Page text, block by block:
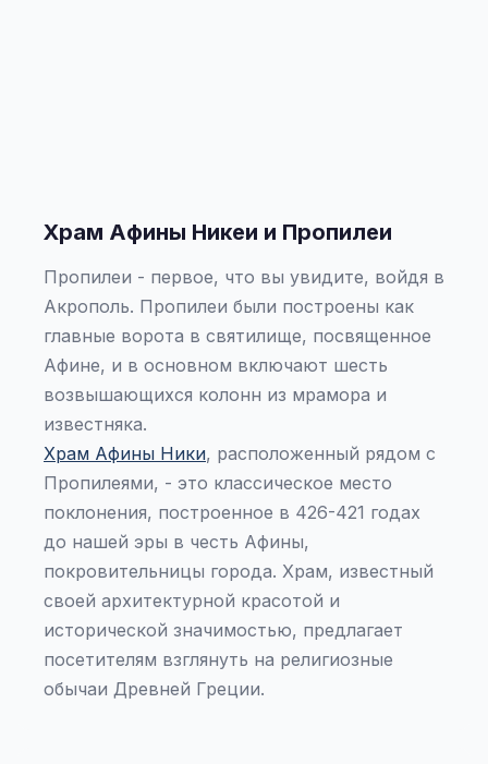
Храм Афины Никеи и Пропилеи
Пропилеи - первое, что вы увидите, войдя в
Акрополь. Пропилеи были построены как
главные ворота в святилище, посвященное
Афине, и в основном включают шесть
возвышающихся колонн из мрамора и
известняка.
Храм Афины Ники, расположенный рядом с
Пропилеями, - это классическое место
поклонения, построенное в 426-421 годах
до нашей эры в честь Афины,
покровительницы города. Храм, известный
своей архитектурной красотой и
исторической значимостью, предлагает
посетителям взглянуть на религиозные
обычаи Древней Греции.